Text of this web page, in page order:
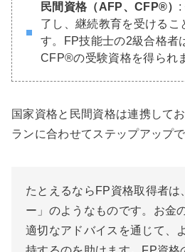
民間資格（AFP、CFP®） :
了し、継続教育を受けるこ
す。FP技能士の2級合格者
CFP®の受験資格を得られ
国家資格と民間資格は連携して
ランに合わせてステップアップ
たとえるならFP資格取得者は
ー」のようなものです。お金
適切なアドバイスを通じて、